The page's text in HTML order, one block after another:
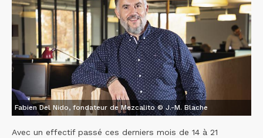
Fabien Del Nido, fondateur de Mezcalito © J.-M. Blache
Avec un effectif passé ces derniers mois de 14 à 21